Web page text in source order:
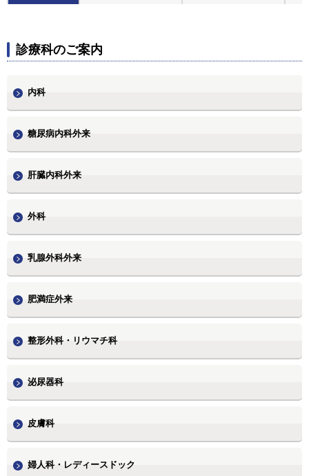
診療科のご案内
内科
糖尿病内科外来
肝臓内科外来
外科
乳腺外科外来
肥満症外来
整形外科・リウマチ科
泌尿器科
皮膚科
婦人科・レディースドック